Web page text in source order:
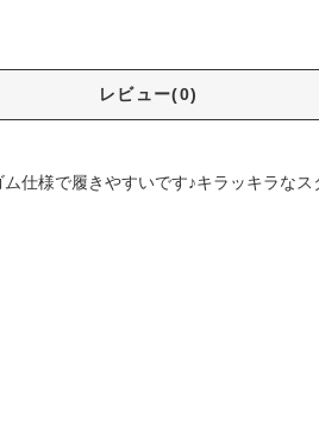
レビュー(0)
仕様で履きやすいです♪キラッキラなス